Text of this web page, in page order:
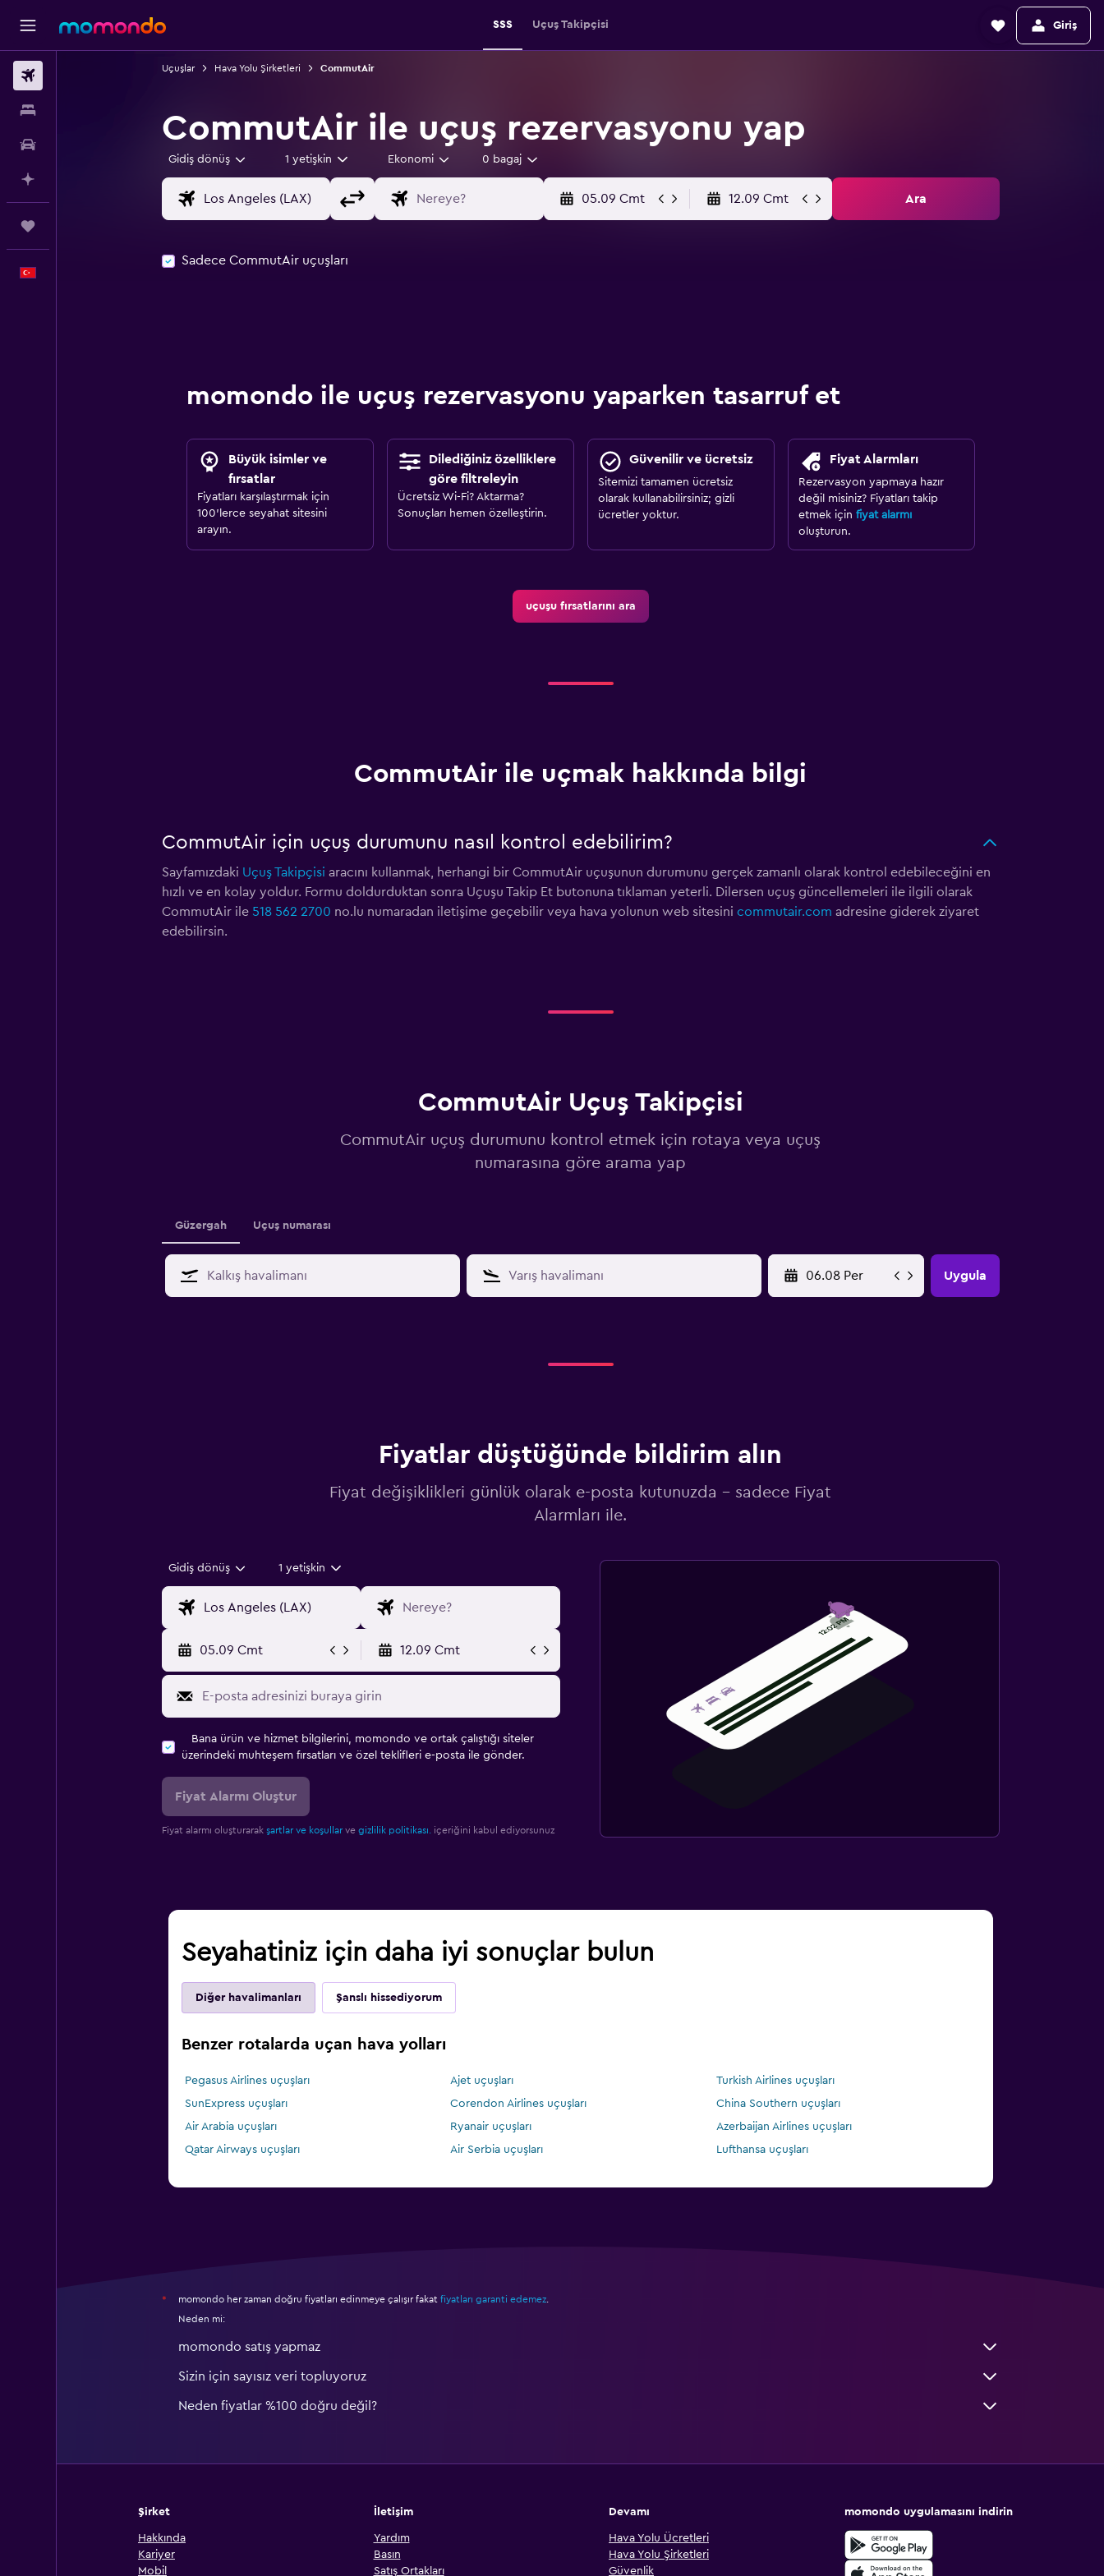
SSS Uçuş Takipçisi Giriş
Uçuşlar Hava Yolu Şirketleri CommutAir
CommutAir ile uçuş rezervasyonu yap
Gidiş dönüş 1 yetişkin Ekonomi 0 bagaj
05.09 Cmt 12.09 Cmt Ara
Sadece CommutAir uçuşları
momondo ile uçuş rezervasyonu yaparken tasarruf et
Büyük isimler ve
fırsatlar
Fiyatları karşılaştırmak için
100'lerce seyahat sitesini
arayın.
Dilediğiniz özelliklere
göre filtreleyin
Ücretsiz Wi-Fi? Aktarma?
Sonuçları hemen özelleştirin.
Güvenilir ve ücretsiz
Sitemizi tamamen ücretsiz
olarak kullanabilirsiniz; gizli
ücretler yoktur.
Fiyat Alarmları
Rezervasyon yapmaya hazır
değil misiniz? Fiyatları takip
etmek için fiyat alarmı
oluşturun.
uçuşu fırsatlarını ara
CommutAir ile uçmak hakkında bilgi
CommutAir için uçuş durumunu nasıl kontrol edebilirim?
Sayfamızdaki Uçuş Takipçisi aracını kullanmak, herhangi bir CommutAir uçuşunun durumunu gerçek zamanlı olarak kontrol edebileceğini en
hızlı ve en kolay yoldur. Formu doldurduktan sonra Uçuşu Takip Et butonuna tıklaman yeterli. Dilersen uçuş güncellemeleri ile ilgili olarak
CommutAir ile 518 562 2700 no.lu numaradan iletişime geçebilir veya hava yolunun web sitesini commutair.com adresine giderek ziyaret
edebilirsin.
CommutAir Uçuş Takipçisi
CommutAir uçuş durumunu kontrol etmek için rotaya veya uçuş
numarasına göre arama yap
Güzergah Uçuş numarası
Uygula
Fiyatlar düştüğünde bildirim alın
Fiyat değişiklikleri günlük olarak e-posta kutunuzda - sadece Fiyat
Alarmları ile.
Gidiş dönüş 1 yetişkin
05.09 Cmt 12.09 Cmt
Bana ürün ve hizmet bilgilerini, momondo ve ortak çalıştığı siteler
üzerindeki muhteşem fırsatları ve özel teklifleri e-posta ile gönder.
Fiyat Alarmı Oluştur
Fiyat alarmı oluşturarak şartlar ve koşullarve gizlilik politikası. içeriğini kabul ediyorsunuz
Seyahatiniz için daha iyi sonuçlar bulun
Diğer havalimanları Şanslı hissediyorum
Benzer rotalarda uçan hava yolları
Pegasus Airlines uçuşları Ajet uçuşları
Turkish Airlines uçuşları
SunExpress uçuşları
Corendon Airlines uçuşları
China Southern uçuşları
Air Arabia uçuşları
Ryanair uçuşları
Azerbaijan Airlines uçuşları
Qatar Airways uçuşları
Air Serbia uçuşları Lufthansa uçuşları
* momondo her zaman doğru fiyatları edinmeye çalışır fakat fiyatları garanti edemez.
Neden mi:
momondo satış yapmaz
Sizin için sayısız veri topluyoruz
Neden fiyatlar %100 doğru değil?
Şirket
Hakkında
Kariyer
Mobil
İletişim
Yardım
Basın
Satış Ortakları
Devamı
Hava Yolu Ücretleri
Hava Yolu Şirketleri
Güvenlik
momondo uygulamasını indirin